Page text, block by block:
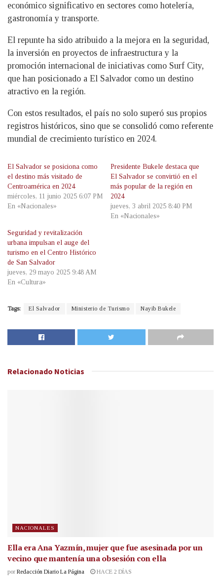
económico significativo en sectores como hotelería,
gastronomía y transporte.
El repunte ha sido atribuido a la mejora en la seguridad,
la inversión en proyectos de infraestructura y la
promoción internacional de iniciativas como Surf City,
que han posicionado a El Salvador como un destino
atractivo en la región.
Con estos resultados, el país no solo superó sus propios
registros históricos, sino que se consolidó como referente
mundial de crecimiento turístico en 2024.
El Salvador se posiciona como
el destino más visitado de
Centroamérica en 2024
miércoles, 11 junio 2025 6:07 PM
En «Nacionales»
Presidente Bukele destaca que
El Salvador se convirtió en el
más popular de la región en
2024
jueves, 3 abril 2025 8:40 PM
En «Nacionales»
Seguridad y revitalización
urbana impulsan el auge del
turismo en el Centro Histórico
de San Salvador
jueves, 29 mayo 2025 9:48 AM
En «Cultura»
Tags: El Salvador Ministerio de Turismo Nayib Bukele
Relacionado Noticias
NACIONALES
Ella era Ana Yazmín, mujer que fue asesinada por un
vecino que mantenía una obsesión con ella
por Redacción Diario La Página HACE 2 DÍAS